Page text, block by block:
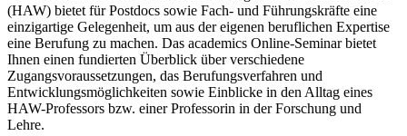
(HAW) bietet für Postdocs sowie Fach- und Führungskräfte eine
einzigartige Gelegenheit, um aus der eigenen beruflichen Expertise
eine Berufung zu machen. Das academics Online-Seminar bietet
Ihnen einen fundierten Überblick über verschiedene
Zugangsvoraussetzungen, das Berufungsverfahren und
Entwicklungsmöglichkeiten sowie Einblicke in den Alltag eines
HAW-Professors bzw. einer Professorin in der Forschung und
Lehre.